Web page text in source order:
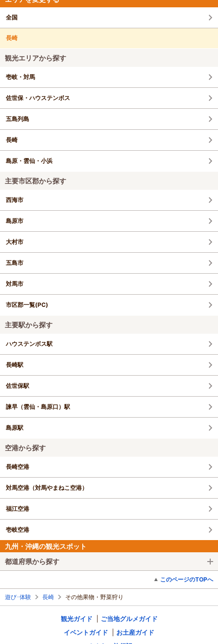
全国
長崎
観光エリアから探す
壱岐・対馬
佐世保・ハウステンボス
五島列島
長崎
島原・雲仙・小浜
主要市区郡から探す
西海市
島原市
大村市
五島市
対馬市
市区郡一覧(PC)
主要駅から探す
ハウステンボス駅
長崎駅
佐世保駅
諫早（雲仙・島原口）駅
島原駅
空港から探す
長崎空港
対馬空港（対馬やまねこ空港）
福江空港
壱岐空港
九州・沖縄の観光スポット
都道府県から探す
このページのTOPへ
遊び･体験 長崎 その他果物・野菜狩り
観光ガイド
ご当地グルメガイド
イベントガイド
お土産ガイド